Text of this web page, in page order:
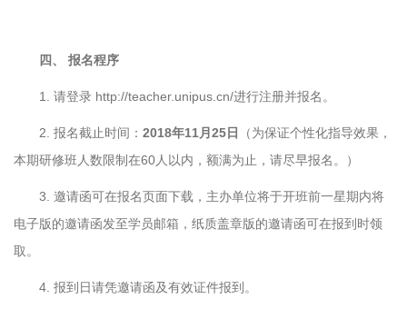
四、 报名程序
1. 请登录 http://teacher.unipus.cn/进行注册并报名。
2. 报名截止时间： 2018年11月25日
（为保证个性化指导效果，
本期研修班人数限制在60人以内，额满为止，请尽早报名。）
3. 邀请函可在报名页面下载，主办单位将于开班前一星期内将
电子版的邀请函发至学员邮箱，纸质盖章版的邀请函可在报到时领
取。
4. 报到日请凭邀请函及有效证件报到。